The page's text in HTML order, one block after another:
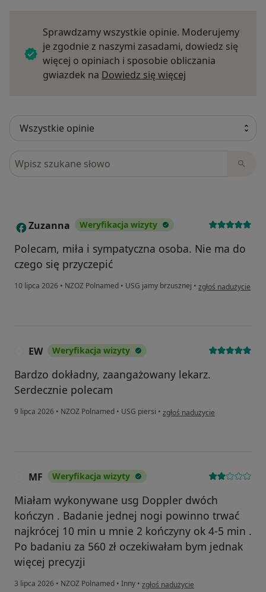
Sprawdzamy wszystkie opinie. Moderujemy
je zgodnie z naszymi zasadami, dowiedz się
więcej o opiniach i sposobie obliczania
gwiazdek na Dowiedz się więcej
Szukaj w opiniach
Z Zuzanna Weryfikacja wizyty
Polecam, miła i sympatyczna osoba. Nie ma do
czego się przyczepić
10 lipca 2026 • NZOZ Polnamed • USG jamy brzusznej • w opinii
zgłoś nadużycie
EW Weryfikacja wizyty
Bardzo dokładny, zaangażowany lekarz.
Serdecznie polecam
9 lipca 2026 • NZOZ Polnamed • USG piersi • w opinii użytkownika EW
zgłoś nadużycie
MF Weryfikacja wizyty
Miałam wykonywane usg Doppler dwóch
kończyn . Badanie jednej nogi powinno trwać
najkrócej 10 min u mnie 2 kończyny ok 4-5 min .
Po badaniu za 560 zł oczekiwałam bym jednak
więcej precyzji
3 lipca 2026 • NZOZ Polnamed • Inny • w opinii użytkownika MF
zgłoś nadużycie